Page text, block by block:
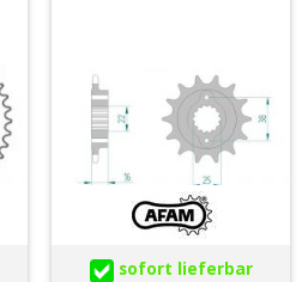
sofort lieferbar